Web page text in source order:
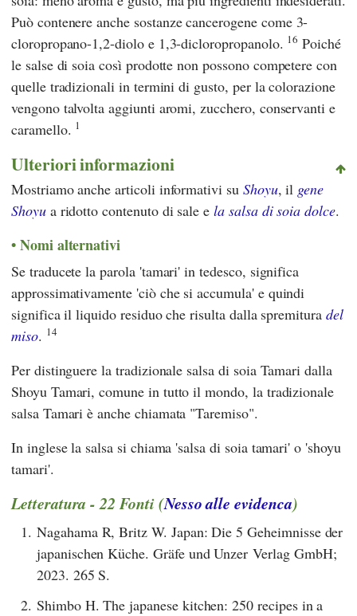
Può contenere anche sostanze cancerogene come 3-
cloropropano-1,2-diolo e 1,3-dicloropropanolo. 16 Poiché
le salse di soia così prodotte non possono competere con
quelle tradizionali in termini di gusto, per la colorazione
vengono talvolta aggiunti aromi, zucchero, conservanti e
caramello. 1
Ulteriori informazioni
Mostriamo anche articoli informativi su Shoyu, il gene
Shoyua ridotto contenuto di sale ela salsa di soia dolce.
Nomi alternativi
Se traducete la parola 'tamari' in tedesco, significa
approssimativamente 'ciò che si accumula' e quindi
significa il liquido residuo che risulta dalla spremitura del
miso. 14
Per distinguere la tradizionale salsa di soia Tamari dalla
Shoyu Tamari, comune in tutto il mondo, la tradizionale
salsa Tamari è anche chiamata "Taremiso".
In inglese la salsa si chiama 'salsa di soia tamari' o 'shoyu
tamari'.
Letteratura - 22 Fonti (Nesso alle evidenca)
1. Nagahama R, Britz W. Japan: Die 5 Geheimnisse der
japanischen Küche. Gräfe und Unzer Verlag GmbH;
2023. 265 S.
2. Shimbo H. The japanese kitchen: 250 recipes in a